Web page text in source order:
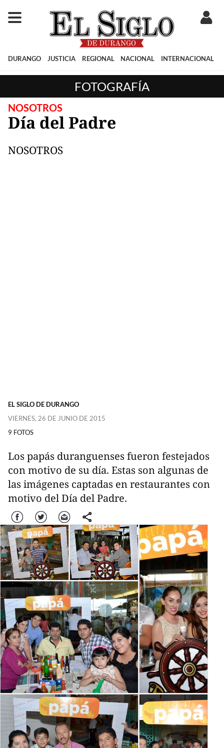
DURANGO JUSTICIA REGIONAL NACIONAL INTERNACIONAL
FOTOGRAFÍA
NOSOTROS
Día del Padre
NOSOTROS
EL SIGLO DE DURANGO
VIERNES, 26 DE JUNIO DE 2015
9 FOTOS
Los papás duranguenses fueron festejados
con motivo de su día. Estas son algunas de
las imágenes captadas en restaurantes con
motivo del Día del Padre.
Facebook Twitter Correo comparte